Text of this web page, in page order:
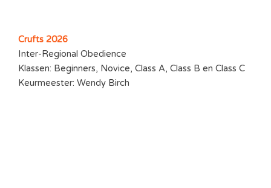
Crufts 2026
Inter-Regional Obedience
Klassen: Beginners, Novice, Class A, Class B en Class C
Keurmeester: Wendy Birch